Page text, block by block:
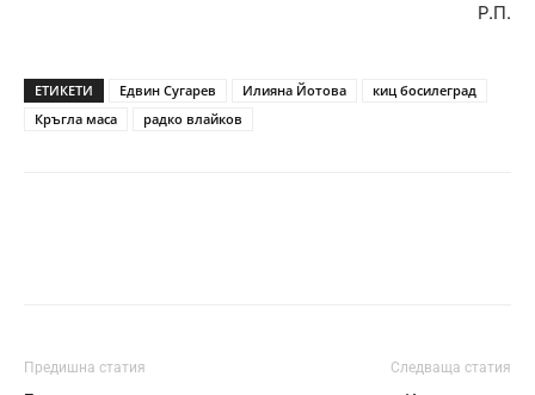
Р.П.
ЕТИКЕТИ Едвин Сугарев Илияна Йотова
киц босилеград
Кръгла маса
радко влайков
Предишна статия Следваща статия